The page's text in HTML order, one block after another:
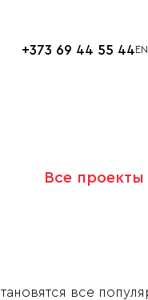
+373 69 44 55 44EN
Все проекты
все